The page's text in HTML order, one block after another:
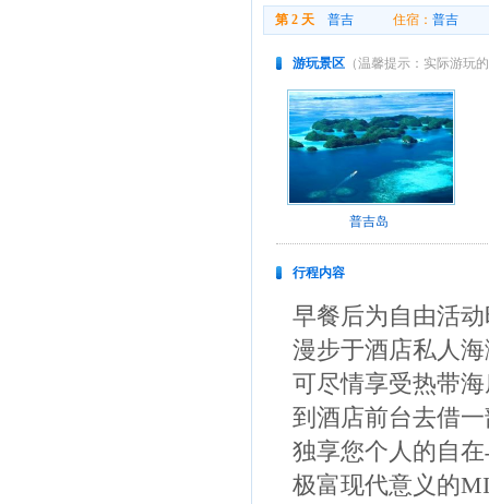
第 2 天 普吉 住宿： 普吉
游玩景区（温馨提示：实际游玩
普吉岛
行程内容
早餐后为自由活
漫步于酒店私人
可尽情享受热带
到酒店前台去借
独享您个人的自
极富现代意义的